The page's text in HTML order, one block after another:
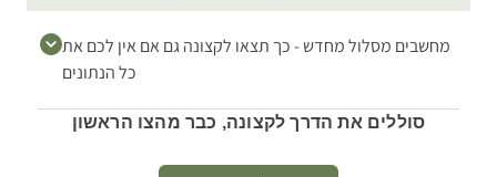
מחשבים מסלול מחדש - כך תצאו לקצונה גם אם אין לכם את
כל הנתונים
סוללים את הדרך לקצונה, כבר מהצו הראשון